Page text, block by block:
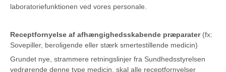
laboratoriefunktionen ved vores personale.
Receptfornyelse af afhængighedsskabende præparater(fx:
Sovepiller, beroligende eller stærk smertestillende medicin)
Grundet nye, strammere retningslinjer fra Sundhedsstyrelsen
vedrørende denne type medicin, skal alle receptfornyelser